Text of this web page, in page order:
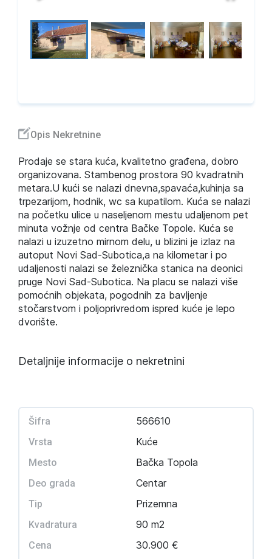
Opis Nekretnine
Prodaje se stara kuća, kvalitetno građena, dobro
organizovana. Stambenog prostora 90 kvadratnih
metara.U kući se nalazi dnevna,spavaća,kuhinja sa
trpezarijom, hodnik, wc sa kupatilom. Kuća se nalazi
na početku ulice u naseljenom mestu udaljenom pet
minuta vožnje od centra Bačke Topole. Kuća se
nalazi u izuzetno mirnom delu, u blizini je izlaz na
autoput Novi Sad-Subotica,a na kilometar i po
udaljenosti nalazi se železnička stanica na deonici
pruge Novi Sad-Subotica. Na placu se nalazi više
pomoćnih objekata, pogodnih za bavljenje
stočarstvom i poljoprivredom ispred kuće je lepo
dvorište.
Detaljnije informacije o nekretnini
Šifra 566610
Vrsta Kuće
Mesto Bačka Topola
Deo grada Centar
Tip Prizemna
Kvadratura 90 m2
Cena 30.900 €